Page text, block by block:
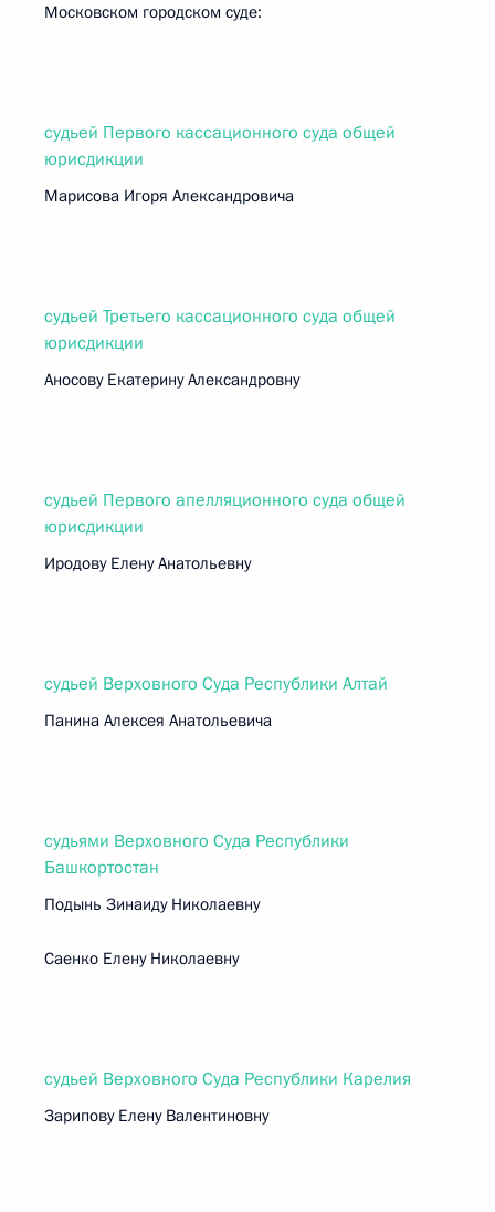
Московском городском суде:
судьей Первого кассационного суда общей
юрисдикции
Марисова Игоря Александровича
судьей Третьего кассационного суда общей
юрисдикции
Аносову Екатерину Александровну
судьей Первого апелляционного суда общей
юрисдикции
Иродову Елену Анатольевну
судьей Верховного Суда Республики Алтай
Панина Алексея Анатольевича
судьями Верховного Суда Республики
Башкортостан
Подынь Зинаиду Николаевну
Саенко Елену Николаевну
судьей Верховного Суда Республики Карелия
Зарипову Елену Валентиновну